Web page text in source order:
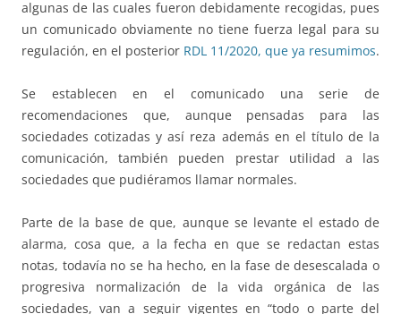
algunas de las cuales fueron debidamente recogidas, pues
un comunicado obviamente no tiene fuerza legal para su
regulación, en el posterior RDL 11/2020, que ya resumimos.
Se establecen en el comunicado una serie de
recomendaciones que, aunque pensadas para las
sociedades cotizadas y así reza además en el título de la
comunicación, también pueden prestar utilidad a las
sociedades que pudiéramos llamar normales.
Parte de la base de que, aunque se levante el estado de
alarma, cosa que, a la fecha en que se redactan estas
notas, todavía no se ha hecho, en la fase de desescalada o
progresiva normalización de la vida orgánica de las
sociedades, van a seguir vigentes en “todo o parte del